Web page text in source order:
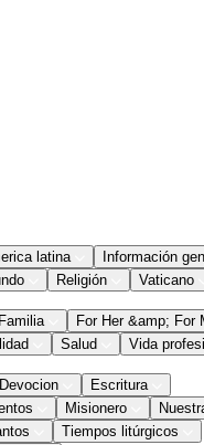
latina
Información
Religión Vaticano
Familia
For Her &amp; For
Salud Vida
Devocion
Escritura
Misionero
Tiempos litúrgicos